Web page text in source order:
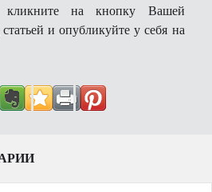
на кнопку Вашей
и опубликуйте у себя на